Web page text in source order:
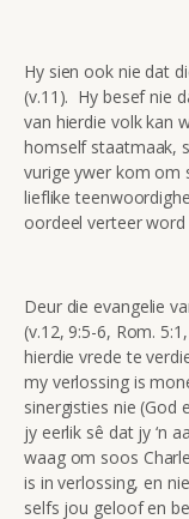
Hy sien ook nie dat
(v.11). Hy besef nie
van hierdie volk kan
homself staatmaak,
vurige ywer kom om
lieflike
oordeel verteer word
Deur die evangelie
(v.12, 9:5-6, Rom.
hierdie vrede te
my verlossing is
sinergisties nie (God
jy eerlik sê dat jy ‘n
waag om soos
is in verlossing, en
selfs jou geloof en